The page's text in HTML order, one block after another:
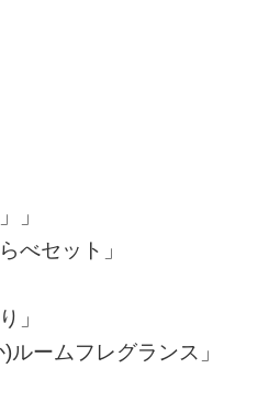
」
べセット」
」
ームフレグランス」